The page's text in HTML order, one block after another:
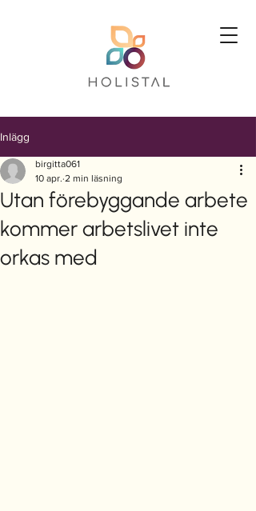
Inlägg
Utan förebyggande arbete
kommer arbetslivet inte
orkas med
birgitta061
10 apr. 2 min läsning